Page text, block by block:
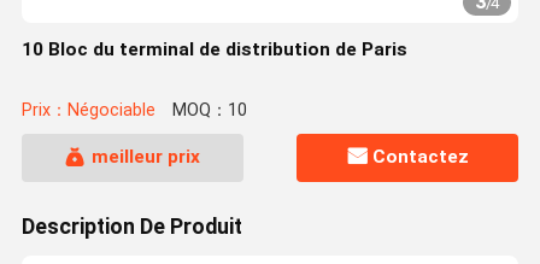
10 Bloc du terminal de distribution de Paris
Prix：Négociable MOQ：10
meilleur prix Contactez
Description De Produit